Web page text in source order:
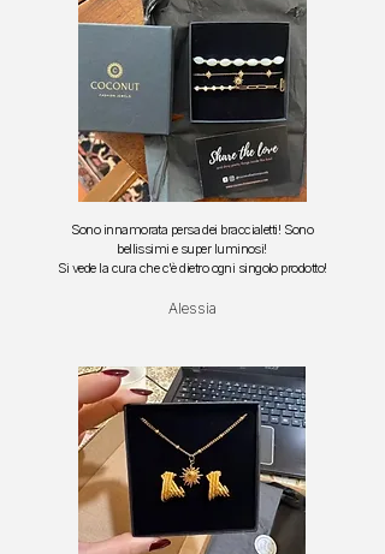
Sono innamorata persa dei braccialetti! Sono
bellissimi e super luminosi!
Si vede la cura che c'è dietro ogni singolo prodotto!
Alessia